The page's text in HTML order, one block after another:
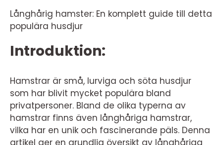
Långhårig hamster: En komplett guide till detta
populära husdjur
Introduktion:
Hamstrar är små, lurviga och söta husdjur
som har blivit mycket populära bland
privatpersoner. Bland de olika typerna av
hamstrar finns även långhåriga hamstrar,
vilka har en unik och fascinerande päls. Denna
artikel ger en grundlig översikt av långhåriga